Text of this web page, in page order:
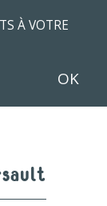
À VOTRE
OK